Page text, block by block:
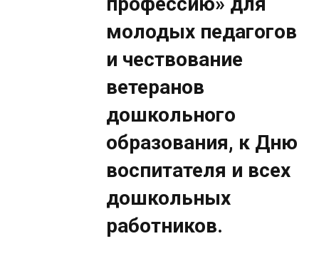
молодых педагогов
и чествование
ветеранов
дошкольного
образования, к Дню
воспитателя и всех
дошкольных
работников.